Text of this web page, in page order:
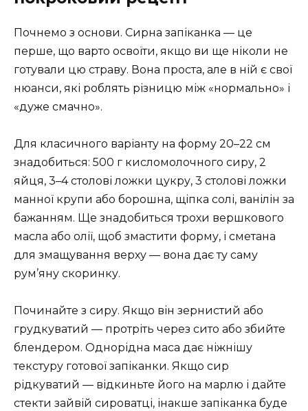
Почнемо з основи. Сирна запіканка — це
перше, що варто освоїти, якщо ви ще ніколи не
готували цю страву. Вона проста, але в ній є свої
нюанси, які роблять різницю між «нормально» і
«дуже смачно».
Для класичного варіанту на форму 20–22 см
знадобиться: 500 г кисломолочного сиру, 2
яйця, 3–4 столові ложки цукру, 3 столові ложки
манної крупи або борошна, щіпка солі, ванілін за
бажанням. Ще знадобиться трохи вершкового
масла або олії, щоб змастити форму, і сметана
для змащування верху — вона дає ту саму
рум’яну скоринку.
Починайте з сиру. Якщо він зернистий або
грудкуватий — протріть через сито або збийте
блендером. Однорідна маса дає ніжнішу
текстуру готової запіканки. Якщо сир
рідкуватий — відкиньте його на марлю і дайте
стекти зайвій сироватці, інакше запіканка буде